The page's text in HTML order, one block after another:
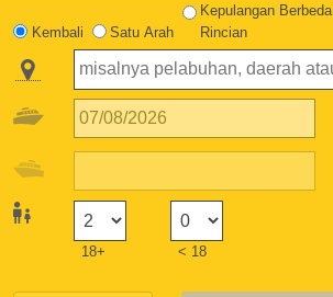
Kembali Satu Arah
Kepulangan Berbeda
Rincian
18+ < 18